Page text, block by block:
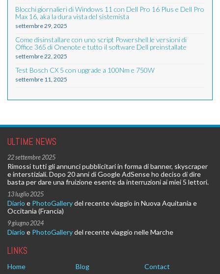
Blocchi giornalieri di Windows 11 con Dell Pro 16 Plus e Dell Pro
Max 16, aka la dura vista del sistemista
settembre 29, 2025
Come disinstallare con uno script Powershell le versioni di
Office 365 di Onenote e tutto il software Dell preinstallate
settembre 22, 2025
Test Bosch CX 5 con upgrade a 100Nm e 750W
settembre 11, 2025
ULTIME NEWS
22 settembre 2025
Rimossi tutti gli annunci pubblicitari in forma di banner, skyscraper
e interstiziali. Dopo 20 anni di Google AdSense ho deciso di dire
basta per dare una fruizione esente da interruzioni ai miei 5 lettori.
13 luglio 2025
Diario e PhotoGallerydel recente viaggio in Nuova Aquitania e
Occitania (Francia)
9 giugno 2024
Diario e PhotoGallerydel recente viaggio nelle Marche
LINKS
Home Blog
Contact